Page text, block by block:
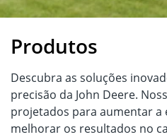
Produtos
Descubra as soluções
precisão da John Deere.
projetados para aumentar a
melhorar os resultados no